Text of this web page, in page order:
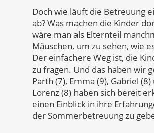
Doch wie läuft die Betreuung
ab? Was machen die Kinder
wäre man als Elternteil
Mäuschen, um zu sehen, wie
Der einfachere Weg ist, die
zu fragen. Und das haben wir
Parth (7), Emma (9), Gabriel (8)
Lorenz (8) haben sich bereit
einen Einblick in ihre
der Sommerbetreuung zu